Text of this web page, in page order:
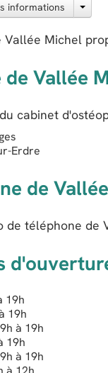
informations
Vallée Michel
de Vallée
cabinet
Erdre
de
de téléphone de
19h
19h
à 19h
19h
à 19h